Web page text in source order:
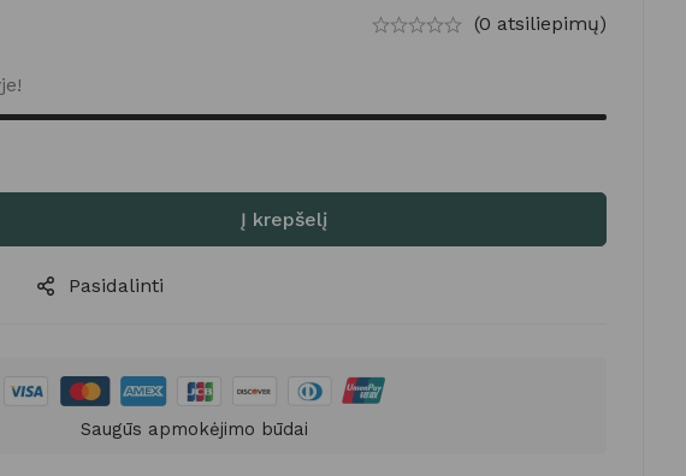
(0 atsiliepimų)
Į krepšelį
Pasidalinti
Saugūs apmokėjimo būdai